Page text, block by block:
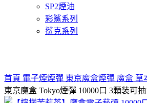
SP2煙油
彩鯊系列
鯊克系列
首頁 電子煙煙彈 東京魔盒煙彈 魔盒 草
東京魔盒 Tokyo煙彈 10000口 3顆装可